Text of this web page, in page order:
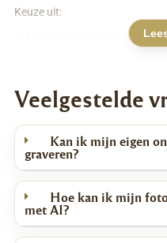
Keuze uit:
- Meerdere houten planken
- Unieke foto / logo gravure.
- Bij foto gravure: wij
verwijderen, omzetten naar
- Extra tekst aan foto / logo
- Luxe cadeauverpakking
- Wenskaart (geen extra
Veelgestelde
Kan ik mijn eigen
graveren?
Hoe kan ik mijn
met AI?